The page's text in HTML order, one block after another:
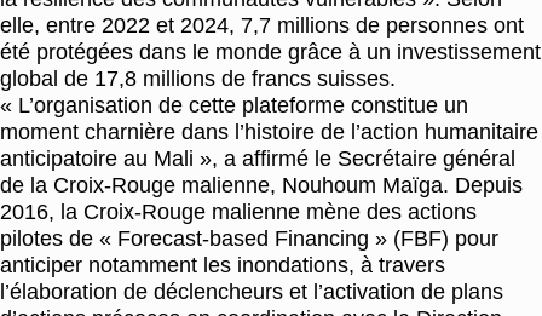
elle, entre 2022 et 2024, 7,7 millions de personnes ont
été protégées dans le monde grâce à un investissement
global de 17,8 millions de francs suisses.
« L’organisation de cette plateforme constitue un
moment charnière dans l’histoire de l’action humanitaire
anticipatoire au Mali », a affirmé le Secrétaire général
de la Croix-Rouge malienne, Nouhoum Maïga. Depuis
2016, la Croix-Rouge malienne mène des actions
pilotes de « Forecast-based Financing » (FBF) pour
anticiper notamment les inondations, à travers
l’élaboration de déclencheurs et l’activation de plans